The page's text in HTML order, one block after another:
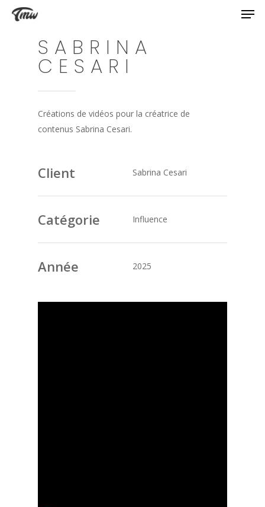
SABRINA
CESARI
Créations de vidéos pour la créatrice de
contenus Sabrina Cesari.
Client Sabrina Cesari
Catégorie Influence
Année 2025